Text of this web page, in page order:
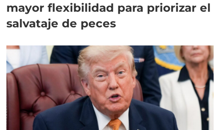
mayor flexibilidad para priorizar el
salvataje de peces